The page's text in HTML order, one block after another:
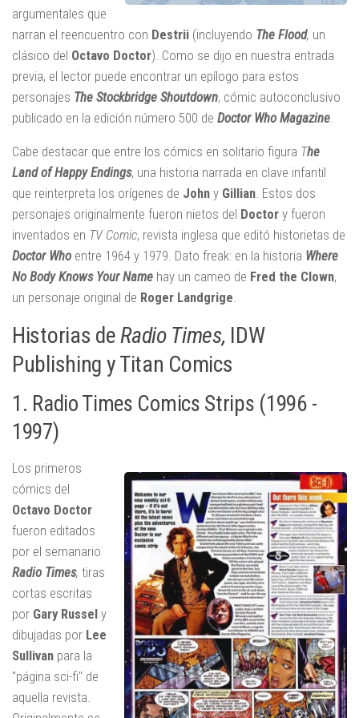
argumentales que
narran el reencuentro con Destrii (incluyendo The Flood, un
clásico del Octavo Doctor). Como se dijo en nuestra entrada
previa, el lector puede encontrar un epílogo para estos
personajes The Stockbridge Shoutdown, cómic autoconclusivo
publicado en la edición número 500 de Doctor Who Magazine
Cabe destacar que entre los cómics en solitario figura The
Land of Happy Endings, una historia narrada en clave infantil
que reinterpreta los orígenes de John y Gillian. Estos dos
personajes originalmente fueron nietos del Doctor y fueron
inventados en TV Comic, revista inglesa que editó historietas de
Doctor Who entre 1964 y 1979. Dato freak: en la historia Where
No Body Knows Your Name hay un cameo de Fred the Clown,
un personaje original de Roger Landgrige.
Historias deRadio Times, IDW
Publishing y Titan Comics
1. Radio Times Comics Strips (1996 -
1997)
Los primeros
cómics del
Octavo Doctor
fueron editados
por el semanario
Radio Times, tiras
cortas escritas
por Gary Russel y
dibujadas por Lee
Sullivan para la
"página sci-fi" de
aquella revista.